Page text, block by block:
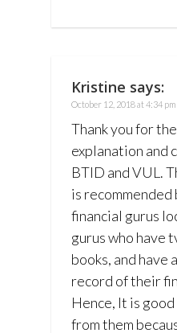
Kristine says:
October 12, 2018 at 4:34 pm
Thank you for
explanation and
BTID and VUL.
is recommended
financial gurus
gurus who have
books, and have
record of their
Hence, It is
from them